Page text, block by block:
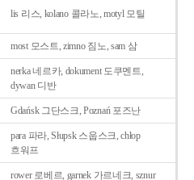
lis 리스, kolano 콜라노, motyl 모틸
most 모스트, zimno 짐노, sam 삼
nerka 네르카, dokument 도쿠멘트,
dywan 디반
Gdańsk 그단스크, Poznań 포즈난
para 파라, Słupsk 스웁스크, chłop
흐워프
rower 로베르, garnek 가르네크, sznur